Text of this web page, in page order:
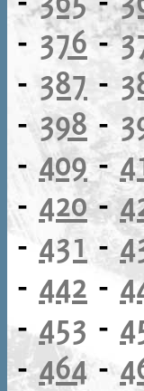
- 376-
- 387 -
-398 -
- 409-
- 420-
- 431 -
- 442 -
-453 -
-464-